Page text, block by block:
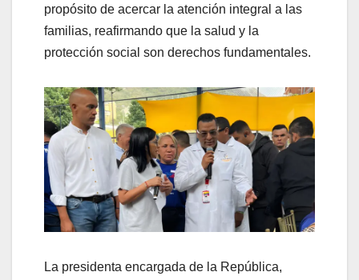
propósito de acercar la atención integral a las
familias, reafirmando que la salud y la
protección social son derechos fundamentales.
La presidenta encargada de la República,